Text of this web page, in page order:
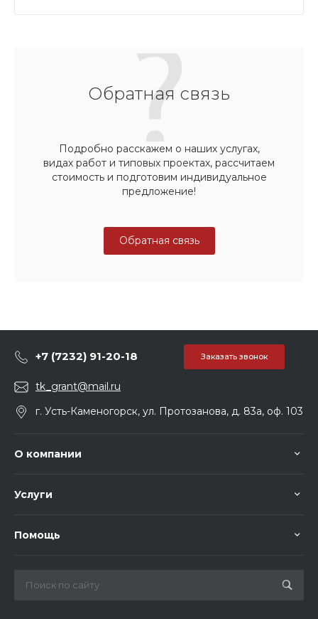
Обратная связь
Подробно расскажем о наших услугах,
видах работ и типовых проектах, рассчитаем
стоимость и подготовим индивидуальное
предложение!
Обратная связь
+7 (7232) 91-20-18 Заказать звонок
tk_grant@mail.ru
г. Усть-Каменогорск, ул. Протозанова, д. 83а, оф. 103
О компании
Услуги
Помощь